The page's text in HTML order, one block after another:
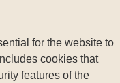
for the website to
cookies that
features of the